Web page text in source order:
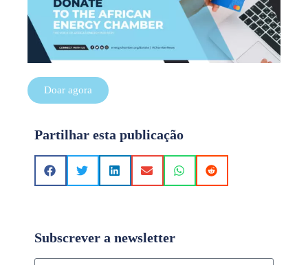
Doar agora
Partilhar esta publicação
Subscrever a newsletter